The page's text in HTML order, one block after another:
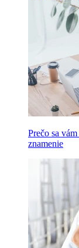
Prečo sa
znamenie